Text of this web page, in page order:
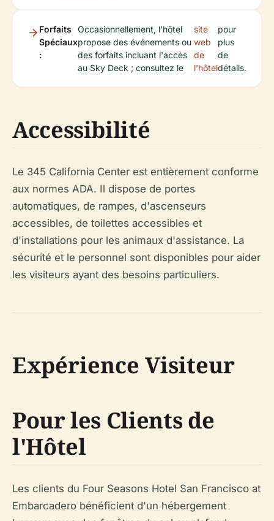
Forfaits
Spéciaux
:
Occasionnellement, l'hôtel
propose des événements ou
des forfaits incluant l'accès
au Sky Deck ; consultez le
site
web
de
l'hôtel
pour
plus
de
détails.
Accessibilité
Le 345 California Center est entièrement conforme
aux normes ADA. Il dispose de portes
automatiques, de rampes, d'ascenseurs
accessibles, de toilettes accessibles et
d'installations pour les animaux d'assistance. La
sécurité et le personnel sont disponibles pour aider
les visiteurs ayant des besoins particuliers.
Expérience Visiteur
Pour les Clients de
l'Hôtel
Les clients du Four Seasons Hotel San Francisco at
Embarcadero bénéficient d'un hébergement